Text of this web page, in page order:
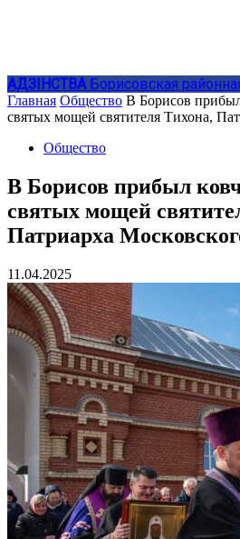
АДЗIНСТВА Борисовская
Главная Общество В Борисов
святых мощей святителя Тихона,
Общество
В Борисов прибыл
святых мощей
Патриарха
11.04.2025